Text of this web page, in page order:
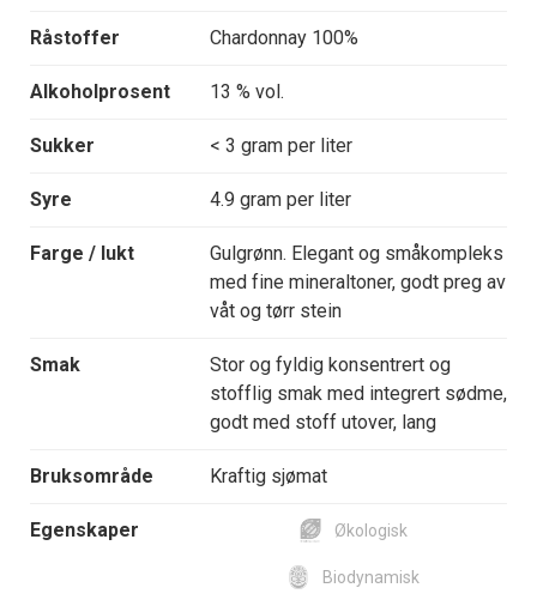
Råstoffer Chardonnay 100%
Alkoholprosent 13 % vol.
Sukker < 3 gram per liter
Syre 4.9 gram per liter
Farge / lukt
Gulgrønn. Elegant og småkompleks
med fine mineraltoner, godt preg av
våt og tørr stein
Smak
Stor og fyldig konsentrert og
stofflig smak med integrert sødme,
godt med stoff utover, lang
Bruksområde Kraftig sjømat
Egenskaper Økologisk
Biodynamisk